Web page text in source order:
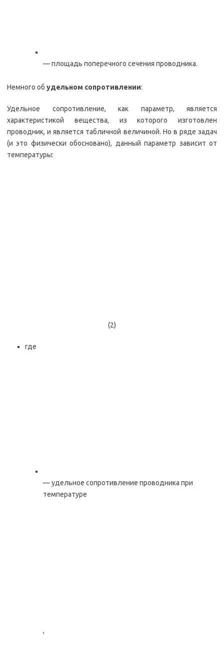
— площадь поперечного сечения проводника.
Немного об удельном сопротивлении:
Удельное сопротивление, как параметр, является
характеристикой вещества, из которого изготовлен
проводник, и является табличной величиной. Но в ряде задач
(и это физически обосновано), данный параметр зависит от
температуры:
(2)
где
— удельное сопротивление проводника при
температуре
,